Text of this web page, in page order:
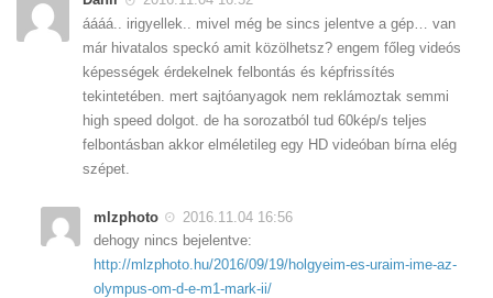
áááá.. irigyellek.. mivel még be sincs jelentve a gép… van
már hivatalos speckó amit közölhetsz? engem főleg videós
képességek érdekelnek felbontás és képfrissítés
tekintetében. mert sajtóanyagok nem reklámoztak semmi
high speed dolgot. de ha sorozatból tud 60kép/s teljes
felbontásban akkor elméletileg egy HD videóban bírna elég
szépet.
mlzphoto
2016.11.04 16:56
dehogy nincs bejelentve:
http://mlzphoto.hu/2016/09/19/holgyeim-es-uraim-ime-az-
olympus-om-d-e-m1-mark-ii/